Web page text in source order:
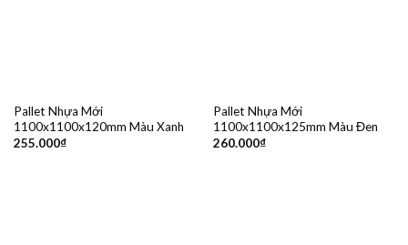
Pallet Nhựa Mới
1100x1100x120mm Màu Xanh
255.000₫
Pallet Nhựa Mới
1100x1100x125mm Màu Đen
260.000₫